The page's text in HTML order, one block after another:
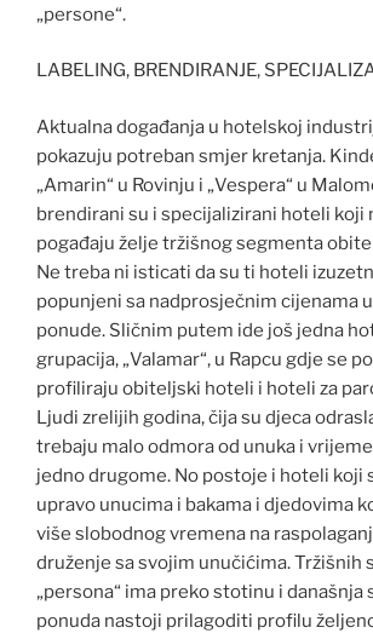
„persone“.
LABELING, BRENDIRANJE,
Aktualna događanja u hotelskoj
pokazuju potreban smjer kretanja.
„Amarin“ u Rovinju i „Vespera“ u
brendirani su i specijalizirani hoteli koji
pogađaju želje tržišnog segmenta
Ne treba ni isticati da su ti hoteli
popunjeni sa nadprosječnim cijenama
ponude. Sličnim putem ide još jedna
grupacija, „Valamar“, u Rapcu gdje se
profiliraju obiteljski hoteli i hoteli za
Ljudi zrelijih godina, čija su djeca
trebaju malo odmora od unuka i
jedno drugome. No postoje i hoteli koji
upravo unucima i bakama i djedovima
više slobodnog vremena na
druženje sa svojim unučićima. Tržišnih
„persona“ ima preko stotinu i današnja
ponuda nastoji prilagoditi profilu